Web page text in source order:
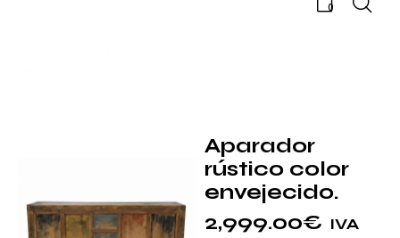
0
Aparador
rústico color
envejecido.
2,999.00€ IVA